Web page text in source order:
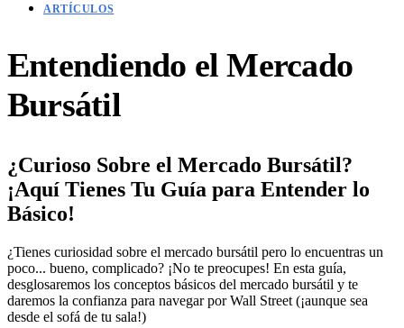
ARTÍCULOS
Entendiendo el Mercado
Bursátil
¿Curioso Sobre el Mercado Bursátil?
¡Aquí Tienes Tu Guía para Entender lo
Básico!
¿Tienes curiosidad sobre el mercado bursátil pero lo encuentras un
poco... bueno, complicado? ¡No te preocupes! En esta guía,
desglosaremos los conceptos básicos del mercado bursátil y te
daremos la confianza para navegar por Wall Street (¡aunque sea
desde el sofá de tu sala!)